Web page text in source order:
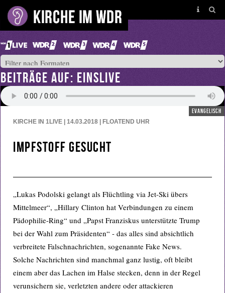
BEITRÄGE AUF: EINSLIVE
evangelisch
KIRCHE IN 1LIVE | 14.03.2018 | FLOATEND UHR
Impfstoff gesucht
„Lukas Podolski gelangt als Flüchtling via Jet-Ski übers
Mittelmeer“, „Hillary Clinton hat Verbindungen zu einem
Pädophilie-Ring“ und „Papst Franziskus unterstützte Trump
bei der Wahl zum Präsidenten“ - das alles sind absichtlich
verbreitete Falschnachrichten, sogenannte Fake News.
Solche Nachrichten sind manchmal ganz lustig, oft bleibt
einem aber das Lachen im Halse stecken, denn in der Regel
verunsichern sie, verletzten andere oder attackieren